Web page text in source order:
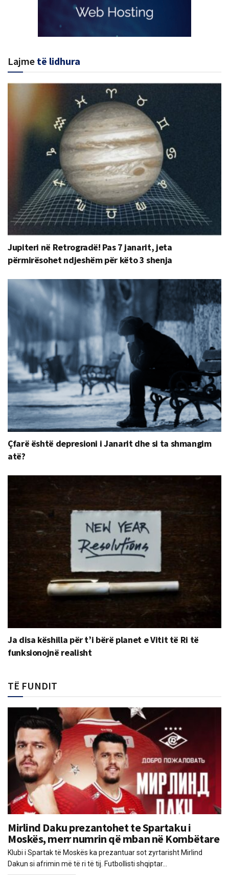
Lajme të lidhura
Jupiteri në Retrogradë! Pas 7 janarit, jeta
përmirësohet ndjeshëm për këto 3 shenja
Çfarë është depresioni i Janarit dhe si ta shmangim
atë?
Ja disa këshilla për t’i bërë planet e Vitit të Ri të
funksionojnë realisht
TË FUNDIT
Mirlind Daku prezantohet te Spartaku i
Moskës, merr numrin që mban në Kombëtare
Klubi i Spartak të Moskës ka prezantuar sot zyrtarisht Mirlind
Dakun si afrimin më të ri të tij. Futbollisti shqiptar...